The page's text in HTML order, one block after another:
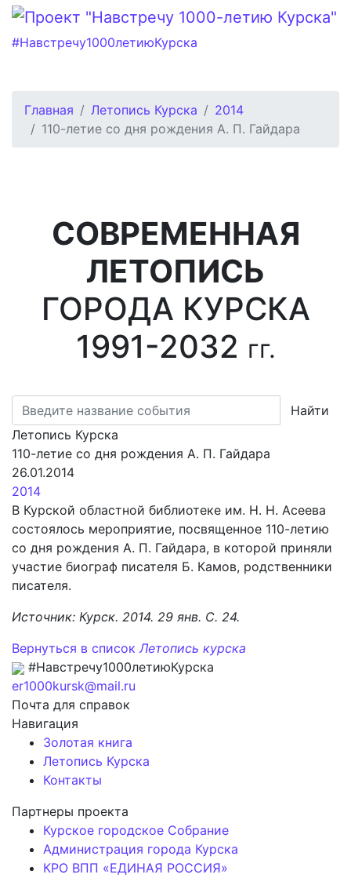
#Навстречу1000летиюКурска
Главная Летопись Курска
2014
110-летие со дня рождения А. П. Гайдара
СОВРЕМЕННАЯ
ЛЕТОПИСЬ
ГОРОДА КУРСКА
1991-2032 гг.
Найти
Летопись Курска
110-летие со дня рождения А. П. Гайдара
26.01.2014
2014
В Курской областной библиотеке им. Н. Н. Асеева
состоялось мероприятие, посвященное 110-летию
со дня рождения А. П. Гайдара, в которой приняли
участие биограф писателя Б. Камов, родственники
писателя.
Источник: Курск. 2014. 29 янв. С. 24.
Вернуться в списокЛетопись курска
#Навстречу1000летиюКурска
er1000kursk@mail.ru
Почта для справок
Навигация
Золотая книга
Летопись Курска
Контакты
Партнеры проекта
Курское городское Собрание
Администрация города Курска
КРО ВПП «ЕДИНАЯ РОССИЯ»